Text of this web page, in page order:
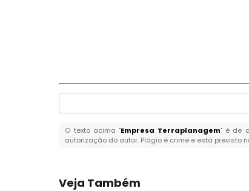
O texto acima "Empresa Terraplanagem" é de
autorização do autor. Plágio é crime e está previsto
Veja Também